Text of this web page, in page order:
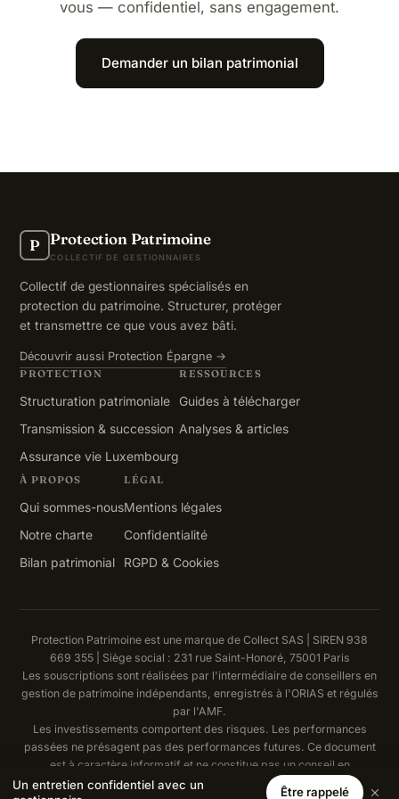
vous — confidentiel, sans engagement.
Demander un bilan patrimonial
P Protection Patrimoine
COLLECTIF DE GESTIONNAIRES
Collectif de gestionnaires spécialisés en
protection du patrimoine. Structurer, protéger
et transmettre ce que vous avez bâti.
Découvrir aussi Protection Épargne →
PROTECTION
Structuration patrimoniale
Transmission & succession
Assurance vie Luxembourg
RESSOURCES
Guides à télécharger
Analyses & articles
À PROPOS
Qui sommes-nous
Notre charte
Bilan patrimonial
LÉGAL
Mentions légales
Confidentialité
RGPD & Cookies
Protection Patrimoine est une marque de Collect SAS | SIREN 938
669 355 | Siège social : 231 rue Saint-Honoré, 75001 Paris
Les souscriptions sont réalisées par l'intermédiaire de conseillers en
gestion de patrimoine indépendants, enregistrés à l'ORIAS et régulés
par l'AMF.
Les investissements comportent des risques. Les performances
passées ne présagent pas des performances futures. Ce document
est à caractère informatif et ne constitue pas un conseil en
investissement.
Un entretien confidentiel avec un
Être rappelé